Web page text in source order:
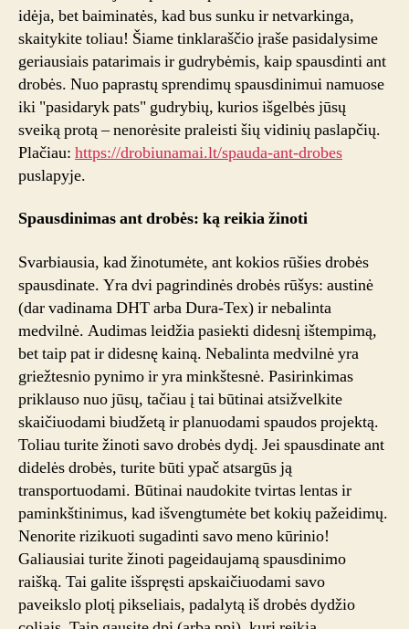
idėja, bet baiminatės, kad bus sunku ir netvarkinga,
skaitykite toliau! Šiame tinklaraščio įraše pasidalysime
geriausiais patarimais ir gudrybėmis, kaip spausdinti ant
drobės. Nuo paprastų sprendimų spausdinimui namuose
iki "pasidaryk pats" gudrybių, kurios išgelbės jūsų
sveiką protą – nenorėsite praleisti šių vidinių paslapčių.
Plačiau: https://drobiunamai.lt/spauda-ant-drobes
puslapyje.
Spausdinimas ant drobės: ką reikia žinoti
Svarbiausia, kad žinotumėte, ant kokios rūšies drobės
spausdinate. Yra dvi pagrindinės drobės rūšys: austinė
(dar vadinama DHT arba Dura-Tex) ir nebalinta
medvilnė. Audimas leidžia pasiekti didesnį ištempimą,
bet taip pat ir didesnę kainą. Nebalinta medvilnė yra
griežtesnio pynimo ir yra minkštesnė. Pasirinkimas
priklauso nuo jūsų, tačiau į tai būtinai atsižvelkite
skaičiuodami biudžetą ir planuodami spaudos projektą.
Toliau turite žinoti savo drobės dydį. Jei spausdinate ant
didelės drobės, turite būti ypač atsargūs ją
transportuodami. Būtinai naudokite tvirtas lentas ir
paminkštinimus, kad išvengtumėte bet kokių pažeidimų.
Nenorite rizikuoti sugadinti savo meno kūrinio!
Galiausiai turite žinoti pageidaujamą spausdinimo
raišką. Tai galite išspręsti apskaičiuodami savo
paveikslo plotį pikseliais, padalytą iš drobės dydžio